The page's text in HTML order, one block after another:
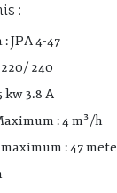
:
JPA 4-47
240
kw 3.8 A
: 4 m³/h
: 47